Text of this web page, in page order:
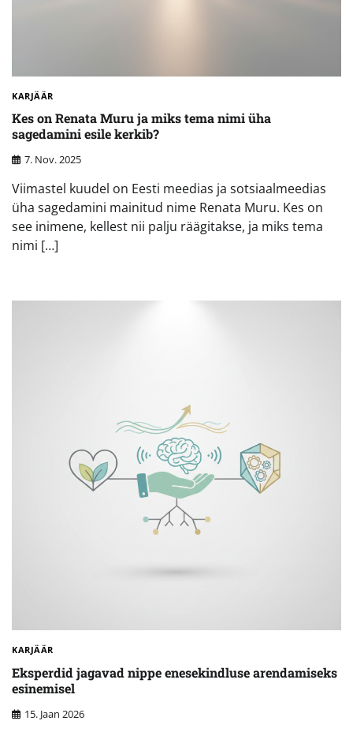
KARJÄÄR
Kes on Renata Muru ja miks tema nimi üha
sagedamini esile kerkib?
7. Nov. 2025
Viimastel kuudel on Eesti meedias ja sotsiaalmeedias
üha sagedamini mainitud nime Renata Muru. Kes on
see inimene, kellest nii palju räägitakse, ja miks tema
nimi […]
KARJÄÄR
Eksperdid jagavad nippe enesekindluse arendamiseks
esinemisel
15. Jaan 2026